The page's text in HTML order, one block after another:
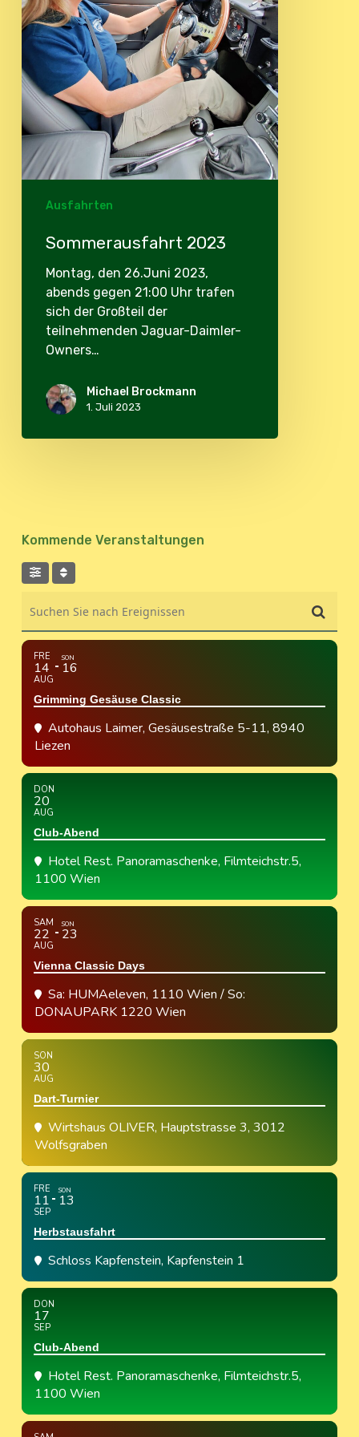
Ausfahrten
Sommerausfahrt 2023
Montag, den 26.Juni 2023,
abends gegen 21:00 Uhr trafen
sich der Großteil der
teilnehmenden Jaguar-Daimler-
Owners…
Michael Brockmann
1. Juli 2023
Kommende Veranstaltungen
FRE
14
AUG
SON
16
Grimming Gesäuse Classic
Autohaus Laimer, Gesäusestraße 5-11, 8940
Liezen
DON
20
AUG
Club-Abend
Hotel Rest. Panoramaschenke, Filmteichstr.5,
1100 Wien
SAM
22
AUG
SON
23
Vienna Classic Days
Sa: HUMAeleven, 1110 Wien / So:
DONAUPARK 1220 Wien
SON
30
AUG
Dart-Turnier
Wirtshaus OLIVER, Hauptstrasse 3, 3012
Wolfsgraben
FRE
11
SEP
SON
13
Herbstausfahrt
Schloss Kapfenstein, Kapfenstein 1
DON
17
SEP
Club-Abend
Hotel Rest. Panoramaschenke, Filmteichstr.5,
1100 Wien